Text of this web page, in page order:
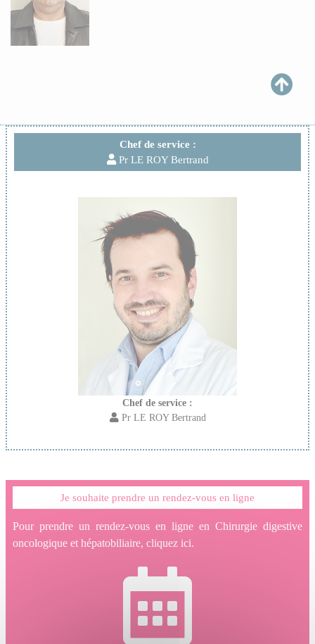
Chef de service :
Pr LE ROY Bertrand
Chef de service :
Pr LE ROY Bertrand
Je souhaite prendre un rendez-vous en ligne
Pour prendre un rendez-vous en ligne en Chirurgie digestive
oncologique et hépatobiliaire, cliquez ici.